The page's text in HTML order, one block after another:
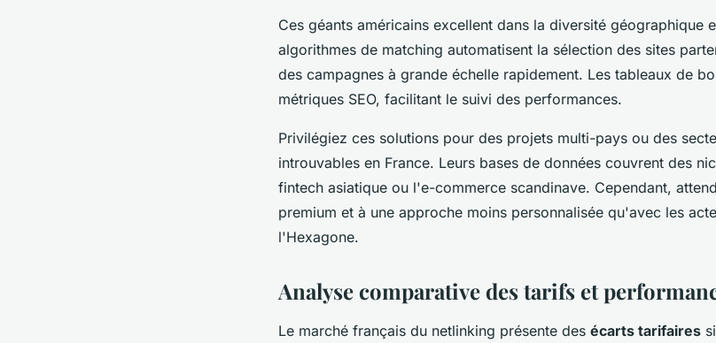
Ces géants américains excellent dans la diversité géographique
algorithmes de matching automatisent la sélection des sites
des campagnes à grande échelle rapidement. Les tableaux de
métriques SEO, facilitant le suivi des performances.
Privilégiez ces solutions pour des projets multi-pays ou des
introuvables en France. Leurs bases de données couvrent des
fintech asiatique ou l'e-commerce scandinave. Cependant,
premium et à une approche moins personnalisée qu'avec les
l'Hexagone.
Analyse comparative des tarifs et
Le marché français du netlinking présente des écarts tarifaires